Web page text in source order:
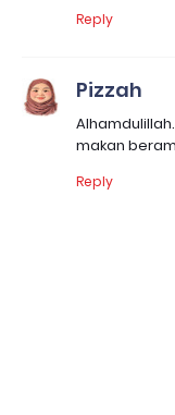
Reply
Pizzah
makan
Reply